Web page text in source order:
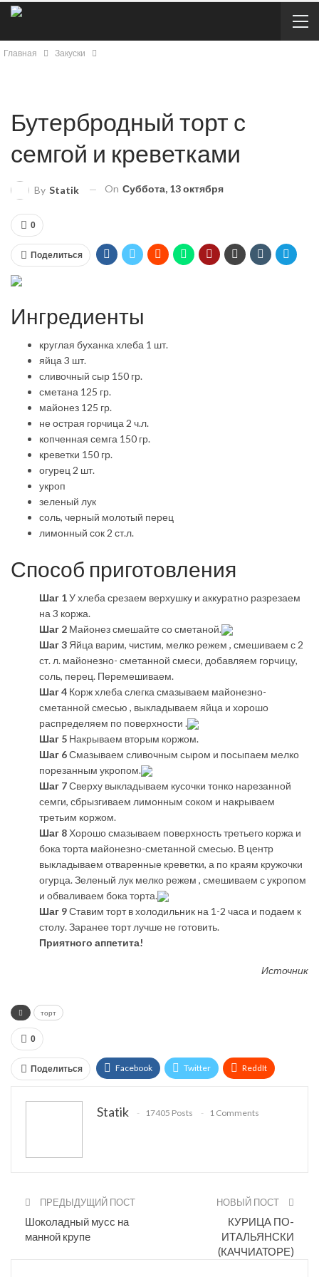
Главная Закуски
Бутербродный торт с
семгой и креветками
By Statik On Суббота, 13 октября
0
Поделиться
Ингредиенты
круглая буханка хлеба 1 шт.
яйца 3 шт.
сливочный сыр 150 гр.
сметана 125 гр.
майонез 125 гр.
не острая горчица 2 ч.л.
копченная семга 150 гр.
креветки 150 гр.
огурец 2 шт.
укроп
зеленый лук
соль, черный молотый перец
лимонный сок 2 ст.л.
Способ приготовления
Шаг 1У хлеба срезаем верхушку и аккуратно разрезаем
на 3 коржа.
Шаг 2 Майонез смешайте со сметаной.
Шаг 3 Яйца варим, чистим, мелко режем , смешиваем с 2
ст. л. майонезно- сметанной смеси, добавляем горчицу,
соль, перец. Перемешиваем.
Шаг 4 Корж хлеба слегка смазываем майонезно-
сметанной смесью , выкладываем яйца и хорошо
распределяем по поверхности .
Шаг 5 Накрываем вторым коржом.
Шаг 6Смазываем сливочным сыром и посыпаем мелко
порезанным укропом.
Шаг 7Сверху выкладываем кусочки тонко нарезанной
семги, сбрызгиваем лимонным соком и накрываем
третьим коржом.
Шаг 8 Хорошо смазываем поверхность третьего коржа и
бока торта майонезно-сметанной смесью. В центр
выкладываем отваренные креветки, а по краям кружочки
огурца. Зеленый лук мелко режем , смешиваем с укропом
и обваливаем бока торта.
Шаг 9Ставим торт в холодильник на 1-2 часа и подаем к
столу. Заранее торт лучше не готовить.
Приятного аппетита!
Источник
торт
0
Поделиться Facebook Twitter ReddIt
Statik 17405 Posts 1 Comments
ПРЕДЫДУЩИЙ ПОСТ
Шоколадный мусс на
манной крупе
НОВЫЙ ПОСТ
КУРИЦА ПО-
ИТАЛЬЯНСКИ
(КАЧЧИАТОРЕ)